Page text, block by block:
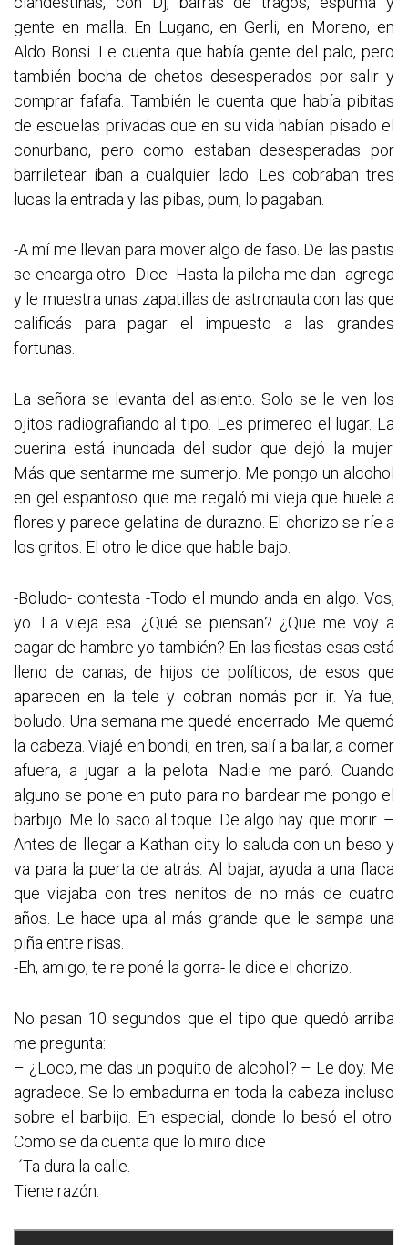
gente en malla. En Lugano, en Gerli, en Moreno, en
Aldo Bonsi. Le cuenta que había gente del palo, pero
también bocha de chetos desesperados por salir y
comprar fafafa. También le cuenta que había pibitas
de escuelas privadas que en su vida habían pisado el
conurbano, pero como estaban desesperadas por
barriletear iban a cualquier lado. Les cobraban tres
lucas la entrada y las pibas, pum, lo pagaban.
-A mí me llevan para mover algo de faso. De las pastis
se encarga otro- Dice -Hasta la pilcha me dan- agrega
y le muestra unas zapatillas de astronauta con las que
calificás para pagar el impuesto a las grandes
fortunas.
La señora se levanta del asiento. Solo se le ven los
ojitos radiografiando al tipo. Les primereo el lugar. La
cuerina está inundada del sudor que dejó la mujer.
Más que sentarme me sumerjo. Me pongo un alcohol
en gel espantoso que me regaló mi vieja que huele a
flores y parece gelatina de durazno. El chorizo se ríe a
los gritos. El otro le dice que hable bajo.
-Boludo- contesta -Todo el mundo anda en algo. Vos,
yo. La vieja esa. ¿Qué se piensan? ¿Que me voy a
cagar de hambre yo también? En las fiestas esas está
lleno de canas, de hijos de políticos, de esos que
aparecen en la tele y cobran nomás por ir. Ya fue,
boludo. Una semana me quedé encerrado. Me quemó
la cabeza. Viajé en bondi, en tren, salí a bailar, a comer
afuera, a jugar a la pelota. Nadie me paró. Cuando
alguno se pone en puto para no bardear me pongo el
barbijo. Me lo saco al toque. De algo hay que morir. –
Antes de llegar a Kathan city lo saluda con un beso y
va para la puerta de atrás. Al bajar, ayuda a una flaca
que viajaba con tres nenitos de no más de cuatro
años. Le hace upa al más grande que le sampa una
piña entre risas.
-Eh, amigo, te re poné la gorra- le dice el chorizo.
No pasan 10 segundos que el tipo que quedó arriba
me pregunta:
– ¿Loco, me das un poquito de alcohol? – Le doy. Me
agradece. Se lo embadurna en toda la cabeza incluso
sobre el barbijo. En especial, donde lo besó el otro.
Como se da cuenta que lo miro dice
-´Ta dura la calle.
Tiene razón.